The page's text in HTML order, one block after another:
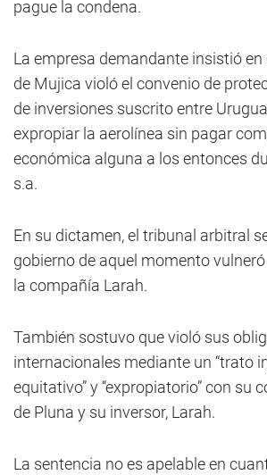
pague la condena.
La empresa demandante insistió en
de Mujica violó el convenio de
de inversiones suscrito entre
expropiar la aerolínea sin pagar
económica alguna a los entonces
s.a.
En su dictamen, el tribunal arbitral
gobierno de aquel momento
la compañía Larah.
También sostuvo que violó sus
internacionales mediante un “trato
equitativo” y “expropiatorio” con su
de Pluna y su inversor, Larah.
La sentencia no es apelable en